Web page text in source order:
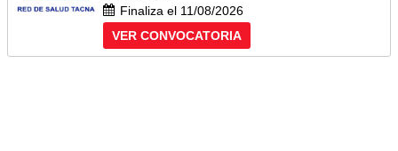
Finaliza el 11/08/2026
VER CONVOCATORIA